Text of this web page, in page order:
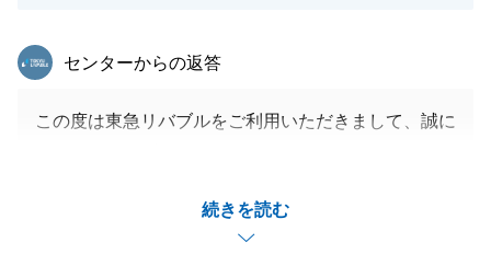
続きを読む
東急リバブル
センターからの返答
この度は東急リバブルをご利用いただきまして、誠に
ご対応をお願いさせていただくこともございました
が、ご協力いただきましたおかげで無事ご成約となり